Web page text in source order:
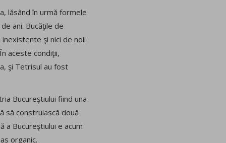
lăsând în urmă formele
ani. Bucăţile de
şi nici de noii
aceste condiţii,
şi Tetrisul au fost
Bucureştiului fiind una
să construiască două
a Bucureştiului e acum
organic.